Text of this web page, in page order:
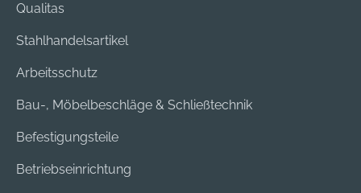
Qualitas
Stahlhandelsartikel
Arbeitsschutz
Bau-, Möbelbeschläge & Schließtechnik
Befestigungsteile
Betriebseinrichtung